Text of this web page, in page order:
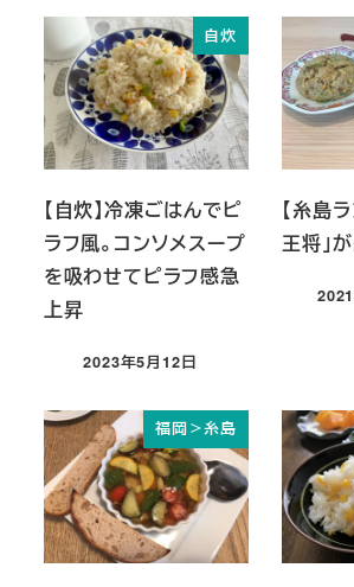
自炊
【自炊】冷凍ごはんでピ
ラフ風。コンソメスープ
を吸わせてピラフ感急
上昇
投稿日
2023年5月12日
【糸島
王将」
投稿
福岡＞糸島